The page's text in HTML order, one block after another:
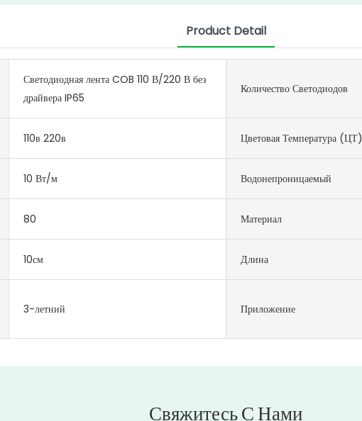
Product Detail
Светодиодная лента COB 110 В/220 В без
драйвера IP65
Количество Светодиодов
110в 220в Цветовая Температура (ЦТ)
10 Вт/м Водонепроницаемый
80 Материал
10см Длина
3-летний Приложение
Свяжитесь С Нами